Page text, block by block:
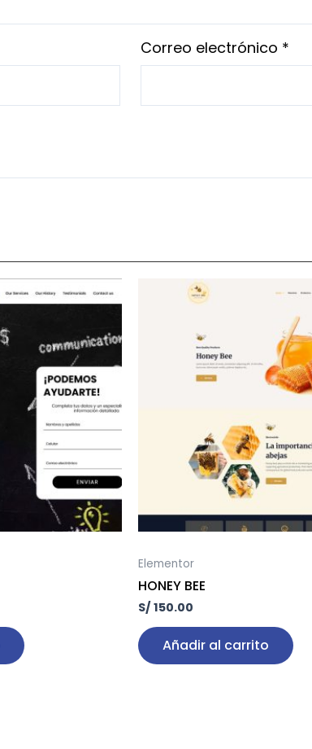
Correo electrónico *
Elementor
HONEY BEE
S/150.00
Añadir al carrito